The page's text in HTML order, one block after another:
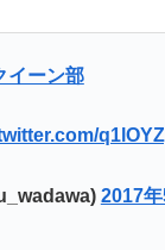
イーン部
2017年